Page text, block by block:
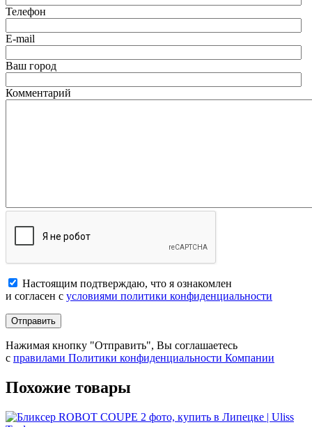
Телефон
E-mail
Ваш город
Комментарий
Настоящим подтверждаю, что я ознакомлен
и согласен с условиями политики конфиденциальности
Отправить
Нажимая кнопку "Отправить", Вы соглашаетесь
с правилами Политики конфиденциальности Компании
Похожие товары